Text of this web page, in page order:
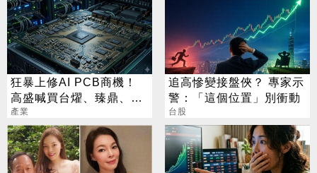
狂暴上修AI PCB商機！
高盛喊買台燿、臻鼎、台
產業
追高慘變接盤俠？ 專家示
警：「這個位置」別衝動
台股